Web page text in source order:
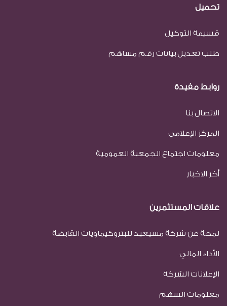
تحميل
قسيمة التوكيل
طلب تعديل بيانات رقم مساهم
روابط مفيدة
الاتصال بنا
المركز الإعلامي
معلومات اجتماع الجمعية العمومية
أخر الاخبار
علاقات المستثمرين
لمحة عن شركة مسيعيد للبتروكيماويات القابضة
الأداء المالي
الإعلانات الشركة
معلومات السهم